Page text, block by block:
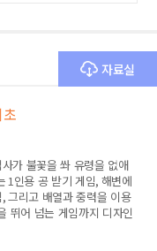
자료실
사가 불꽃을 쏴 유령을 없애
1인용 공 받기 게임, 해변에
,그리고 배열과 중력을 이용
뛰어 넘는 게임까지 디자인